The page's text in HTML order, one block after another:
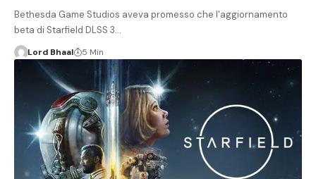
Bethesda Game Studios aveva promesso che l'aggiornamento
beta di Starfield DLSS 3…
Lord Bhaal 5 Min